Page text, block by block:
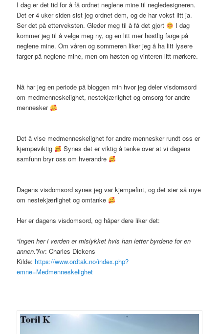
I dag er det tid for å få ordnet neglene mine til negledesigneren.
Det er 4 uker siden sist jeg ordnet dem, og de har vokst litt ja.
Ser det på etterveksten. Gleder meg til å få det gjort
I dag
kommer jeg til å velge meg ny, og en litt mer høstlig farge på
neglene mine. Om våren og sommeren liker jeg å ha litt lysere
farger på neglene mine, men om høsten og vinteren litt mørkere.
Nå har jeg en periode på bloggen min hvor jeg deler visdomsord
om medmenneskelighet, nestekjærlighet og omsorg for andre
mennesker
Det å vise medmenneskelighet for andre mennesker rundt oss er
kjempeviktig
Synes det er viktig å tenke over at vi dagens
samfunn bryr oss om hverandre
Dagens visdomsord synes jeg var kjempefint, og det sier så mye
om nestekjærlighet og omtanke
Her er dagens visdomsord, og håper dere liker det:
“Ingen her i verden er mislykket hvis han letter byrdene for en
annen.”Av: Charles Dickens
Kilde: https://www.ordtak.no/index.php?
emne=Medmenneskelighet